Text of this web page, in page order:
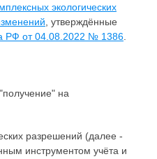
экологических
, утверждённые
РФ от 04.08.2022 № 1386
на
разрешений (далее -
инструментом учёта и